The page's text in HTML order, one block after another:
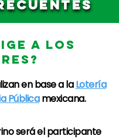
A LOS
en base a laLotería
Públicamexicana.​
será el participante